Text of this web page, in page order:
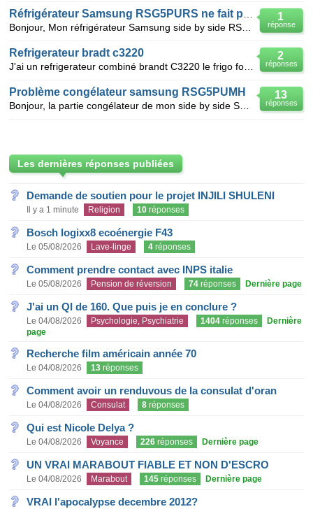
1
réponse
2
réponses
Refrigerateur bradt c3220
13
réponses
Problème congélateur samsung RSG5PUMH
Les dernières réponses publiées
Demande de soutien pour le projet INJILI SHULENI
Il y a 1 minute Religion 10 réponses
Bosch logixx8 ecoénergie F43
Le 05/08/2026 Lave-linge 4 réponses
Comment prendre contact avec INPS italie
Le 05/08/2026 Pension de réversion 74 réponses Dernière page
J'ai un QI de 160. Que puis je en conclure ?
Le 04/08/2026 Psychologie, Psychiatrie 1404 réponses
Dernière
page
Recherche film américain année 70
Le 04/08/2026 13 réponses
Comment avoir un renduvous de la consulat d'oran
Le 04/08/2026 Consulat 8 réponses
Qui est Nicole Delya ?
Le 04/08/2026 Voyance 226 réponses Dernière page
UN VRAI MARABOUT FIABLE ET NON D'ESCRO
Le 04/08/2026 Marabout 145 réponses Dernière page
VRAI l'apocalypse decembre 2012?